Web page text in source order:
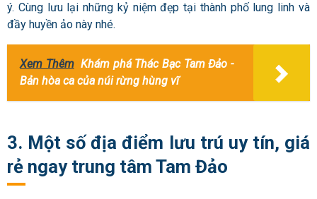
ý. Cùng lưu lại những kỷ niệm đẹp tại thành phố lung linh và
đầy huyền ảo này nhé.
Xem Thêm Khám phá Thác Bạc Tam Đảo -
Bản hòa ca của núi rừng hùng vĩ
3. Một số địa điểm lưu trú uy tín, giá
rẻ ngay trung tâm Tam Đảo